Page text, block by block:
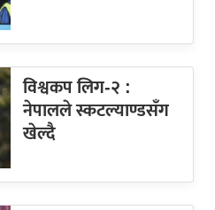
विश्वकप लिग-२ :
नेपालले स्कटल्याण्डसँग
खेल्दै